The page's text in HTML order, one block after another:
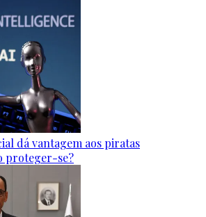
dá vantagem aos piratas
proteger-se?